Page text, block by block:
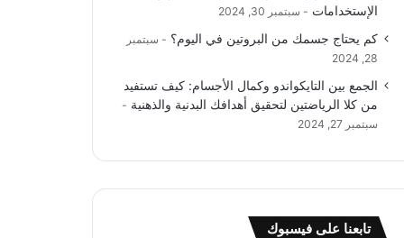
الإستخدامات
سبتمبر 30, 2024
كم يحتاج جسمك من البروتين في اليوم؟
سبتمبر
28, 2024
الجمع بين التايكواندو وكمال الأجسام: كيف تستفيد
من كلا الرياضتين لتحقيق أهدافك البدنية والذهنية
سبتمبر 27, 2024
تابعنا على فيسبوك